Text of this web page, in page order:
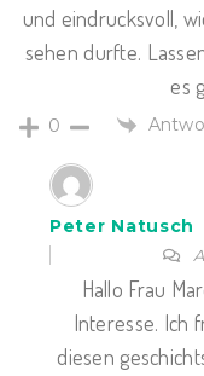
und eindrucksvoll,
sehen durfte.
es
0
Peter Natusch
Hallo Frau
Interesse. Ich
diesen